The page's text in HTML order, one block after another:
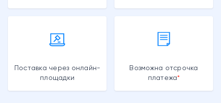
Поставка через онлайн-
площадки
Возможна отсрочка
платежа